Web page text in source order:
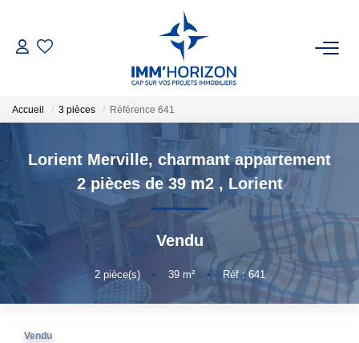
ACHETER
LOUER
ESTIMER
FAIRE GÉRER
BIENS VENDUS
Accueil 3 pièces Référence 641
Lorient Merville, charmant appartement
2 pièces de 39 m2 , Lorient
Vendu
2pièce(s) • 39m² • Réf : 641
Vendu